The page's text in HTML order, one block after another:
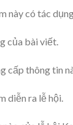
này có tác
của bài viết.
cấp thông tin
diễn ra lễ hội.